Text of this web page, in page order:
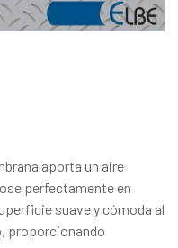
aporta un aire
perfectamente en
suave y cómoda al
proporcionando